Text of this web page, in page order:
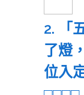
2. 「
了燈
位入